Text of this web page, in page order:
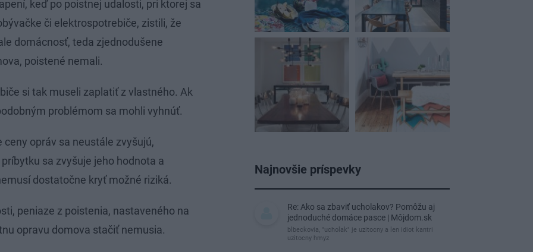
keď po poistnej udalosti, pri ktorej sa
či elektrospotrebiče, zistili, že
domácnosť, teda zjednodušene
poistené nemali.
si tak museli zaplatiť z vlastného. Ak
problémom sa mohli vyhnúť.
opráv sa neustále zvyšujú,
sa zvyšuje jeho hodnota a
dostatočne kryť možné riziká.
peniaze z poistenia, nastaveného na
opravu domova stačiť nemusia.
Najnovšie príspevky
Re: Ako sa zbaviť ucholakov? Pomôžu aj
jednoduché domáce pasce | Môjdom.sk
blbeckovia, "ucholak" je uzitocny a len idiot kantri
uzitocny hmyz